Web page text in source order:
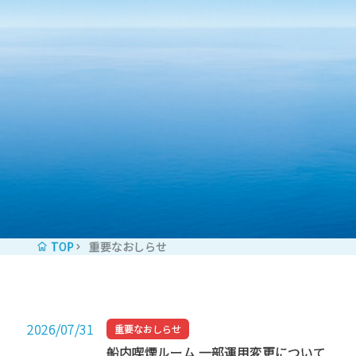
TOP 重要なおしらせ
2026/07/31 重要なおしらせ
船内喫煙ルーム 一部運用変更について